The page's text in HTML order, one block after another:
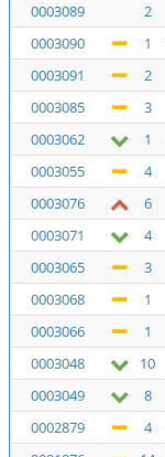
0003089
2
0003090
1
0003091
2
0003085
3
0003062
1
0003055
4
0003076
6
0003071
4
0003065
3
0003068
1
0003066
1
0003048
10
0003049
8
0002879
4